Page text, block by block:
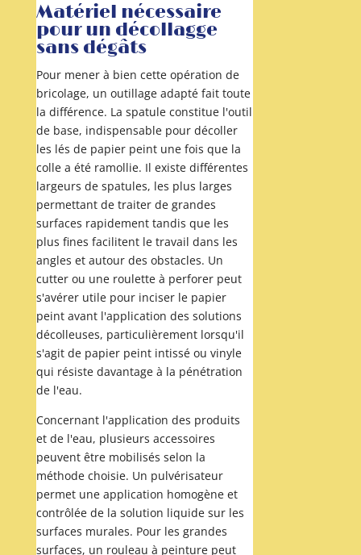
Matériel nécessaire
pour un décollagge
sans dégâts
Pour mener à bien cette opération de
bricolage, un outillage adapté fait toute
la différence. La spatule constitue l'outil
de base, indispensable pour décoller
les lés de papier peint une fois que la
colle a été ramollie. Il existe différentes
largeurs de spatules, les plus larges
permettant de traiter de grandes
surfaces rapidement tandis que les
plus fines facilitent le travail dans les
angles et autour des obstacles. Un
cutter ou une roulette à perforer peut
s'avérer utile pour inciser le papier
peint avant l'application des solutions
décolleuses, particulièrement lorsqu'il
s'agit de papier peint intissé ou vinyle
qui résiste davantage à la pénétration
de l'eau.
Concernant l'application des produits
et de l'eau, plusieurs accessoires
peuvent être mobilisés selon la
méthode choisie. Un pulvérisateur
permet une application homogène et
contrôlée de la solution liquide sur les
surfaces murales. Pour les grandes
surfaces, un rouleau à peinture peut